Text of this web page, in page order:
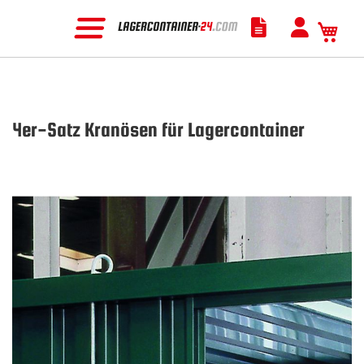
4er-Satz Kranösen für Lagercontainer
der
Bildgalerie